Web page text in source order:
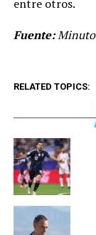
entre otros.
Fuente:Minuto
RELATED TOPICS: